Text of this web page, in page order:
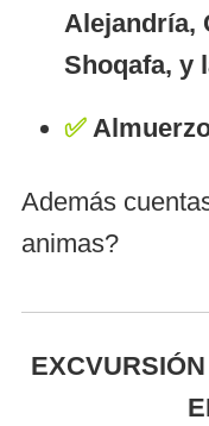
Alejandría,
Shoqafa, y
✅
Además
animas?